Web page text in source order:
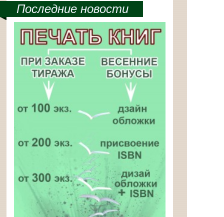
Последние новости